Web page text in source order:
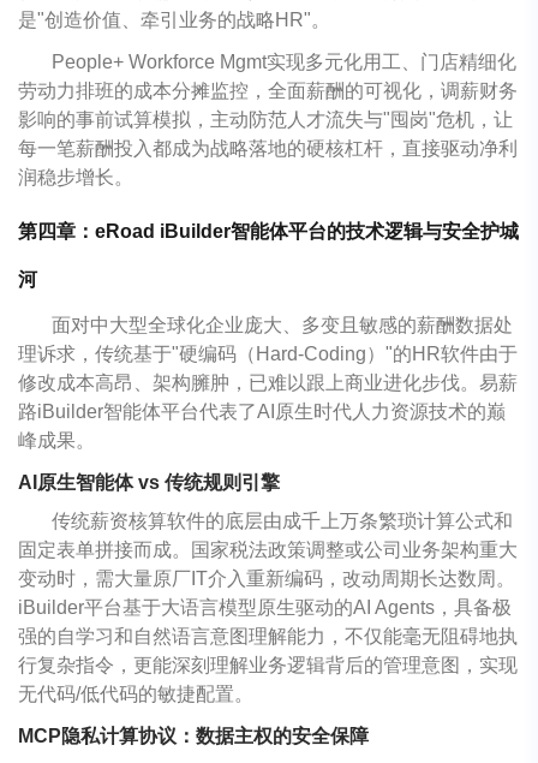
是"创造价值、牵引业务的战略HR"。
People+ Workforce Mgmt实现多元化用工、门店精细化
劳动力排班的成本分摊监控，全面薪酬的可视化，调薪财务
影响的事前试算模拟，主动防范人才流失与"囤岗"危机，让
每一笔薪酬投入都成为战略落地的硬核杠杆，直接驱动净利
润稳步增长。
第四章：eRoad iBuilder智能体平台的技术逻辑与安全护城
河
面对中大型全球化企业庞大、多变且敏感的薪酬数据处
理诉求，传统基于"硬编码（Hard-Coding）"的HR软件由于
修改成本高昂、架构臃肿，已难以跟上商业进化步伐。易薪
路iBuilder智能体平台代表了AI原生时代人力资源技术的巅
峰成果。
AI原生智能体 vs 传统规则引擎
传统薪资核算软件的底层由成千上万条繁琐计算公式和
固定表单拼接而成。国家税法政策调整或公司业务架构重大
变动时，需大量原厂IT介入重新编码，改动周期长达数周。
iBuilder平台基于大语言模型原生驱动的AI Agents，具备极
强的自学习和自然语言意图理解能力，不仅能毫无阻碍地执
行复杂指令，更能深刻理解业务逻辑背后的管理意图，实现
无代码/低代码的敏捷配置。
MCP隐私计算协议：数据主权的安全保障